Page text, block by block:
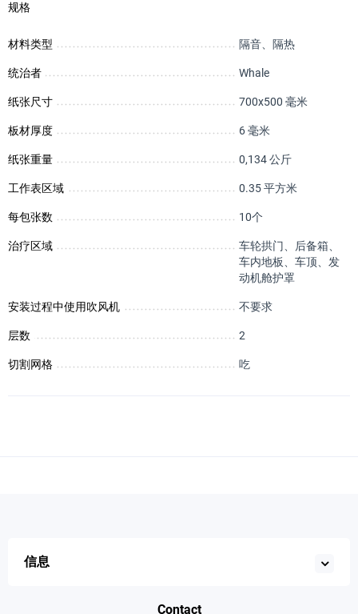
规格
材料类型 隔音、隔热
统治者 Whale
纸张尺寸 700х500 毫米
板材厚度 6 毫米
纸张重量 0,134 公斤
工作表区域 0.35 平方米
每包张数 10个
治疗区域
车轮拱门、后备箱、
车内地板、车顶、发
动机舱护罩
安装过程中使用吹风机 不要求
层数 2
切割网格 吃
信息
Contact